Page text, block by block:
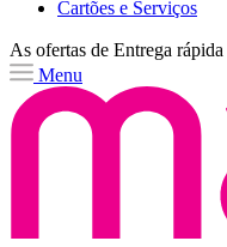
Cartões e Serviços
As ofertas de Entrega rápida
Menu